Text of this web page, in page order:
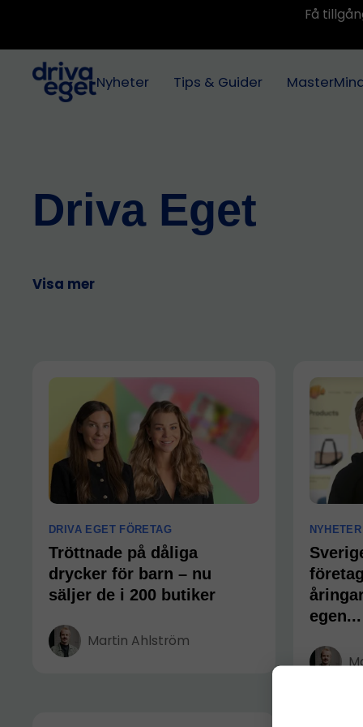
Få
Nyheter Tips & Guider
Driva Eget
Visa mer
DRIVA EGET FÖRETAG
Tröttnade på dåliga
drycker för barn – nu
säljer de i 200 butiker
Martin Ahlström
NYHETER
egen...